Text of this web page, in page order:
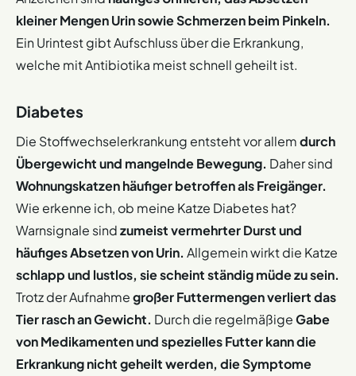
kleiner Mengen Urin sowie Schmerzen beim Pinkeln.
Ein Urintest gibt Aufschluss über die Erkrankung,
welche mit Antibiotika meist schnell geheilt ist.
Diabetes
Die Stoffwechselerkrankung entsteht vor allemdurch
Übergewicht und mangelnde Bewegung. Daher sind
Wohnungskatzen häufiger betroffen als Freigänger.
Wie erkenne ich, ob meine Katze Diabetes hat?
Warnsignale sindzumeist vermehrter Durst und
häufiges Absetzen von Urin. Allgemein wirkt die Katze
schlapp und lustlos, sie scheint ständig müde zu sein.
Trotz der Aufnahmegroßer Futtermengen verliert das
Tier rasch an Gewicht. Durch die regelmäßigeGabe
von Medikamenten und spezielles Futter kann die
Erkrankung nicht geheilt werden, die Symptome